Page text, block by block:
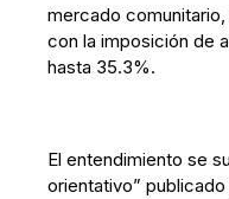
mercado
con la imposición de
hasta 35.3%.
El entendimiento se
orientativo”